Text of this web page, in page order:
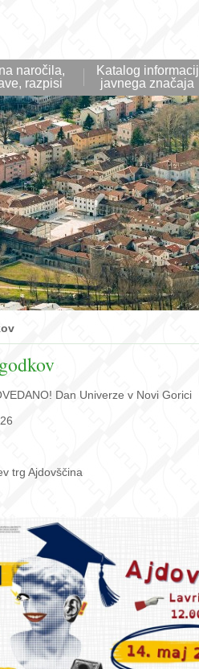
naročila,
razpisi
Katalog informacij
javnega značaja
Dan Univerze v Novi Gorici
trg Ajdovščina